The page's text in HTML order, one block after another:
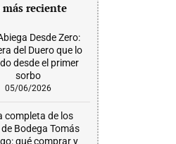
más reciente
Desde Zero:
del Duero que lo
desde el primer
sorbo
05/06/2026
completa de los
Bodega Tomás
qué comprar y